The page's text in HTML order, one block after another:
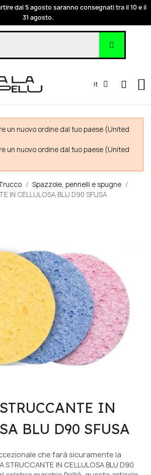
dal 5 agosto saranno consegnati tra il 10 e il
31 agosto.
it
un nuovo ordine dal tuo paese (United
un nuovo ordine dal tuo paese (United
Spazzole, pennelli e spugne
IN CELLULOSA BLU D90 SFUSA
IN
BLU D90 SFUSA
che farà sicuramente la
IN CELLULOSA BLU D90